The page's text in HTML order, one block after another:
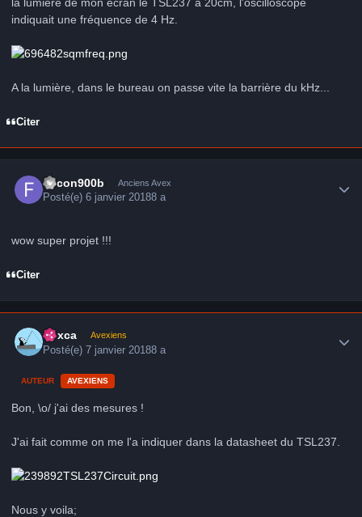
la lumière de mon écran le TSL237 à 20cm, l'oscilloscope
indiquait une fréquence de 4 Hz.
A la lumière, dans le bureau on passe vite la barrière du kHz...
Citer
falcon900b Anciens Avex
Posté(e)6 janvier 20188 a
wow super projet !!!
Citer
hoxca Avexiens
Posté(e)7 janvier 20188 a
AUTEUR AVEXIENS
Bon, \o/ j'ai des mesures !
J'ai fait comme on me l'a indiquer dans la datasheet du TSL237.
Nous y voila;